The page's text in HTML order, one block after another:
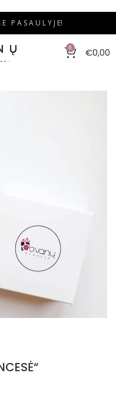
P A S A U L Y J E!
0 €0,00